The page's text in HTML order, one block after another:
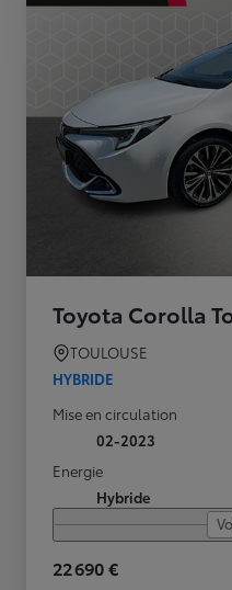
Toyota Corolla
TOULOUSE
HYBRIDE
Mise en circulation
02-2023
Energie
Hybride
22 690 €